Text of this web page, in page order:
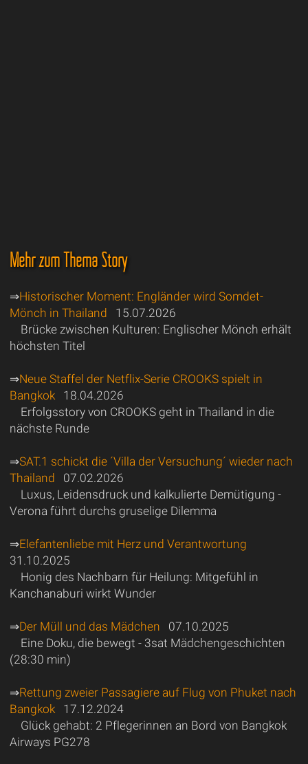
Mehr zum Thema Story
⇒Historischer Moment: Engländer wird Somdet-
Mönch in Thailand 15.07.2026
Brücke zwischen Kulturen: Englischer Mönch erhält
höchsten Titel
⇒Neue Staffel der Netflix-Serie CROOKS spielt in
Bangkok18.04.2026
Erfolgsstory von CROOKS geht in Thailand in die
nächste Runde
⇒SAT.1 schickt die ´Villa der Versuchung´ wieder nach
Thailand 07.02.2026
Luxus, Leidensdruck und kalkulierte Demütigung -
Verona führt durchs gruselige Dilemma
⇒Elefantenliebe mit Herz und Verantwortung
31.10.2025
Honig des Nachbarn für Heilung: Mitgefühl in
Kanchanaburi wirkt Wunder
⇒Der Müll und das Mädchen 07.10.2025
Eine Doku, die bewegt - 3sat Mädchengeschichten
(28:30 min)
⇒Rettung zweier Passagiere auf Flug von Phuket nach
Bangkok17.12.2024
Glück gehabt: 2 Pflegerinnen an Bord von Bangkok
Airways PG278